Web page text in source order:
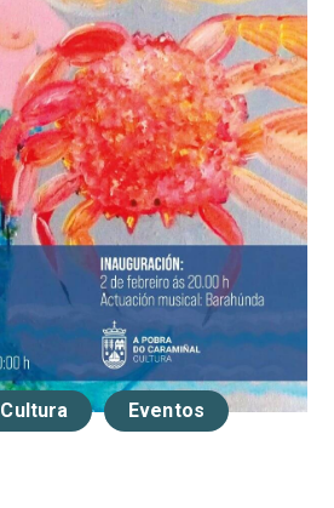
Cultura Eventos